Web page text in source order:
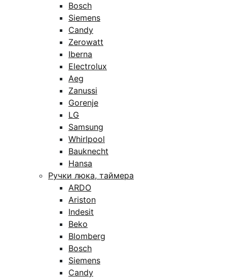
Bosch
Siemens
Candy
Zerowatt
Iberna
Electrolux
Aeg
Zanussi
Gorenje
LG
Samsung
Whirlpool
Bauknecht
Hansa
Ручки люка, таймера
ARDO
Ariston
Indesit
Beko
Blomberg
Bosch
Siemens
Candy